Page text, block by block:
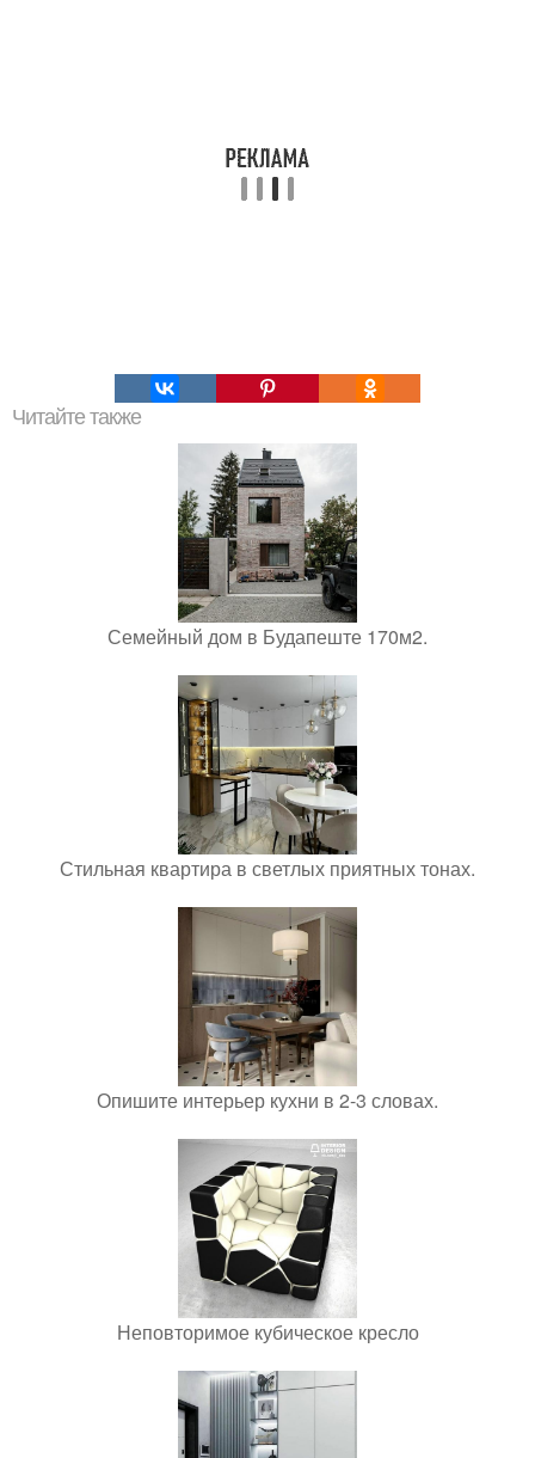
Читайте также
Семейный дом в Будапеште 170м2.
Стильная квартира в светлых приятных тонах.
Опишите интерьер кухни в 2-3 словах.
Неповторимое кубическое кресло